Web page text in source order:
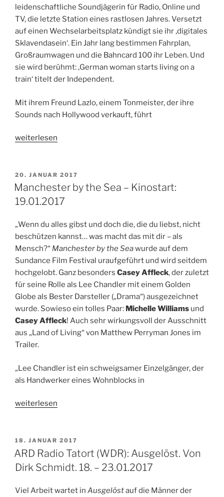
leidenschaftliche Soundjägerin für Radio, Online und
TV, die letzte Station eines rastlosen Jahres. Versetzt
auf einen Wechselarbeitsplatz kündigt sie ihr ‚digitales
Sklavendasein‘. Ein Jahr lang bestimmen Fahrplan,
Großraumwagen und die Bahncard 100 ihr Leben. Und
sie wird berühmt: ‚German woman starts living on a
train‘ titelt der Independent.
Mit ihrem Freund Lazlo, einem Tonmeister, der ihre
Sounds nach Hollywood verkauft, führt
„Hörspieltipp:
Sound.
Von
Ursula
25.01.2017,
NDR
Kultur“
weiterlesen
VERÖFFENTLICHT
AM
20. JANUAR 2017
Manchester by the Sea – Kinostart:
19.01.2017
„Wenn du alles gibst und doch die, die du liebst, nicht
beschützen kannst… was macht das mit dir – als
Mensch?“ Manchester by the Seawurde auf dem
Sundance Film Festival uraufgeführt und wird seitdem
hochgelobt. Ganz besonders Casey Affleck, der zuletzt
für seine Rolle als Lee Chandler mit einem Golden
Globe als Bester Darsteller („Drama“) ausgezeichnet
wurde. Sowieso ein tolles Paar: Michelle Williams und
Casey Affleck! Auch sehr wirkungsvoll der Ausschnitt
aus „Land of Living“ von Matthew Perryman Jones im
Trailer.
„Lee Chandler ist ein schweigsamer Einzelgänger, der
als Handwerker eines Wohnblocks in
„Manchester
Sea
–
Kinostart:
weiterlesen
VERÖFFENTLICHT
AM
18. JANUAR 2017
ARD Radio Tatort (WDR): Ausgelöst. Von
Dirk Schmidt. 18. – 23.01.2017
Viel Arbeit wartet in Ausgelöstauf die Männer der